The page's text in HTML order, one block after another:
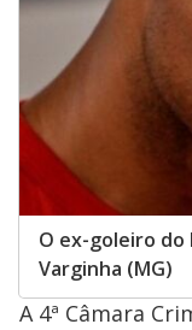
O ex-goleiro do
Varginha (MG)
A 4ª Câmara